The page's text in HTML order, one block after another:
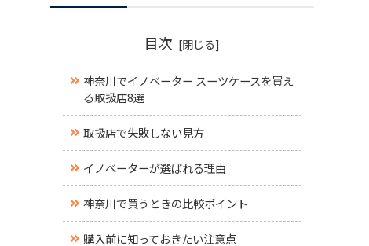
目次
神奈川でイノベーター スーツケースを買え
る取扱店8選
取扱店で失敗しない見方
イノベーターが選ばれる理由
神奈川で買うときの比較ポイント
購入前に知っておきたい注意点